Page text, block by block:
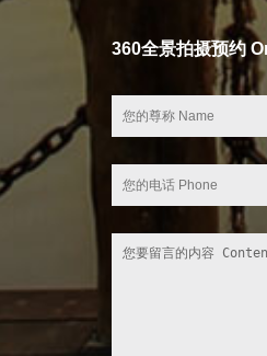
360全景拍摄预约